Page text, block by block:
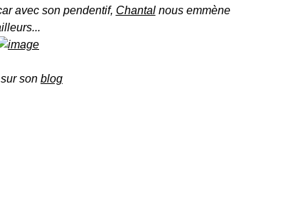
avec son pendentif, Chantalnous emmène
son blog